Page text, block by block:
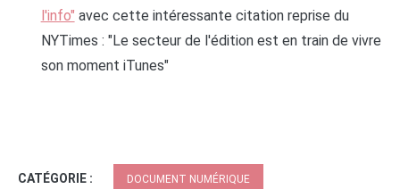
l'info" avec cette intéressante citation reprise du
NYTimes : "Le secteur de l'édition est en train de vivre
son moment iTunes"
CATÉGORIE : DOCUMENT NUMÉRIQUE